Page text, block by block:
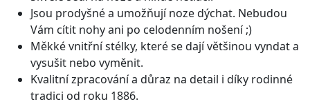
Jsou prodyšné a umožňují noze dýchat. Nebudou
Vám cítit nohy ani po celodenním nošení ;)
Měkké vnitřní stélky, které se dají většinou vyndat a
vysušit nebo vyměnit.
Kvalitní zpracování a důraz na detail i díky rodinné
tradici od roku 1886.